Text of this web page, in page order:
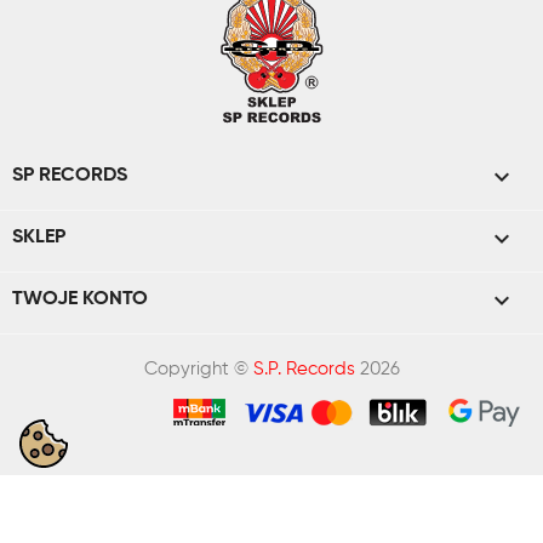
SP RECORDS 
SKLEP 
TWOJE KONTO 
Copyright © S.P. Records2026